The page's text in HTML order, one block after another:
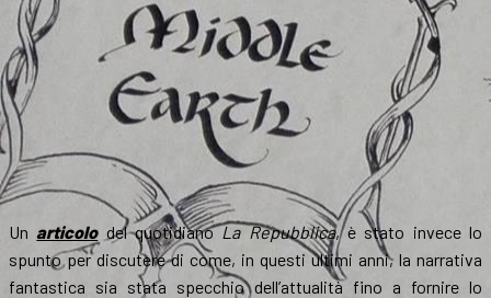
Un articolodel quotidianoLa Repubblica, è stato invece lo
spunto per discutere di come, in questi ultimi anni, la narrativa
fantastica sia stata specchio dell’attualità fino a fornire lo